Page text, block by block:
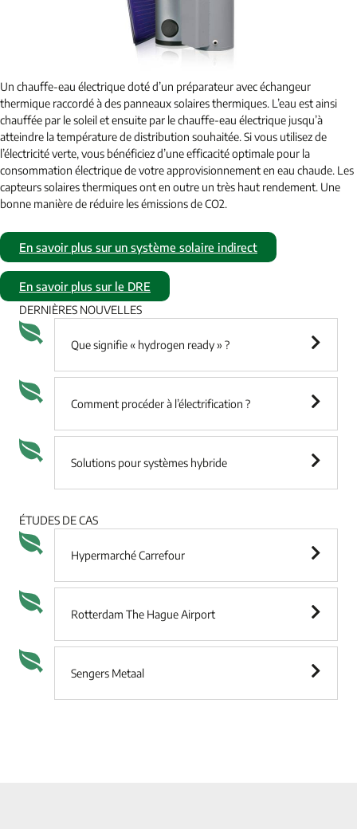
Un chauffe-eau électrique doté d’un préparateur avec échangeur
thermique raccordé à des panneaux solaires thermiques. L’eau est ainsi
chauffée par le soleil et ensuite par le chauffe-eau électrique jusqu’à
atteindre la température de distribution souhaitée. Si vous utilisez de
l’électricité verte, vous bénéficiez d’une efficacité optimale pour la
consommation électrique de votre approvisionnement en eau chaude. Les
capteurs solaires thermiques ont en outre un très haut rendement. Une
bonne manière de réduire les émissions de CO2.
En savoir plus sur un système solaire indirect
En savoir plus sur le DRE
DERNIÈRES NOUVELLES
Que signifie « hydrogen ready » ?
Comment procéder à l’électrification ?
Solutions pour systèmes hybride
ÉTUDES DE CAS
Hypermarché Carrefour
Rotterdam The Hague Airport
Sengers Metaal